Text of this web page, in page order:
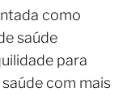
como
saúde
para
com mais